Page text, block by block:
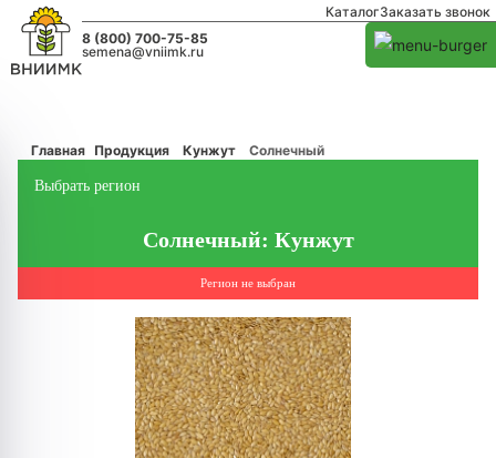
КаталогЗаказать звонок
8 (800) 700-75-85
semena@vniimk.ru
Главная Продукция Кунжут Солнечный
Выбрать регион
Солнечный: Кунжут
Регион не выбран